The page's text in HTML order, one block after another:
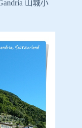
山城小